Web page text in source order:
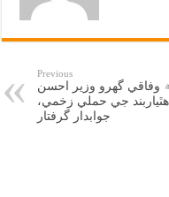
Previous
۾ وفاقي گهرو وزير احسن
هٿياربند جي حملي زخمي،
جوابدار گرفتار